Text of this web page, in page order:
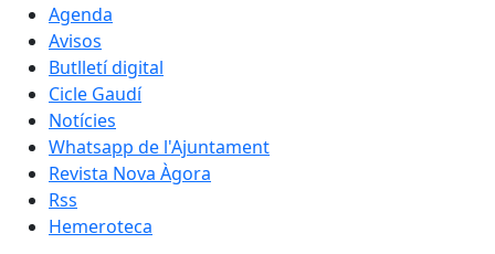
Agenda
Avisos
Butlletí digital
Cicle Gaudí
Notícies
Whatsapp de l'Ajuntament
Revista Nova Àgora
Rss
Hemeroteca